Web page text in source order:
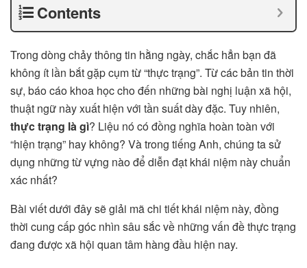
Contents
Trong dòng chảy thông tin hằng ngày, chắc hẳn bạn đã
không ít lần bắt gặp cụm từ “thực trạng”. Từ các bản tin thời
sự, báo cáo khoa học cho đến những bài nghị luận xã hội,
thuật ngữ này xuất hiện với tần suất dày đặc. Tuy nhiên,
thực trạng là gì? Liệu nó có đồng nghĩa hoàn toàn với
“hiện trạng” hay không? Và trong tiếng Anh, chúng ta sử
dụng những từ vựng nào để diễn đạt khái niệm này chuẩn
xác nhất?
Bài viết dưới đây sẽ giải mã chi tiết khái niệm này, đồng
thời cung cấp góc nhìn sâu sắc về những vấn đề thực trạng
đang được xã hội quan tâm hàng đầu hiện nay.